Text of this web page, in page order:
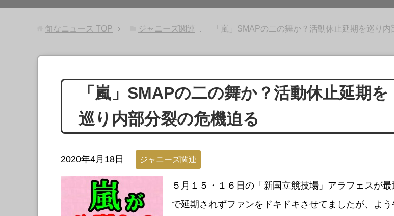
旬なニュース TOP ジャニーズ関連 「嵐」SMAPの二の舞か？活動休止延期を巡り
「嵐」SMAPの二の舞か？活動休止延期を
巡り内部分裂の危機迫る
2020年4月18日 ジャニーズ関連
５月１５・１６日の「新国立競技場」アラフェスが最
で延期されずファンをドキドキさせてましたが、よう